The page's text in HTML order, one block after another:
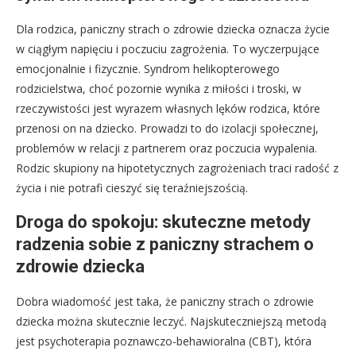
Dla rodzica, paniczny strach o zdrowie dziecka oznacza życie
w ciągłym napięciu i poczuciu zagrożenia. To wyczerpujące
emocjonalnie i fizycznie. Syndrom helikopterowego
rodzicielstwa, choć pozornie wynika z miłości i troski, w
rzeczywistości jest wyrazem własnych lęków rodzica, które
przenosi on na dziecko. Prowadzi to do izolacji społecznej,
problemów w relacji z partnerem oraz poczucia wypalenia.
Rodzic skupiony na hipotetycznych zagrożeniach traci radość z
życia i nie potrafi cieszyć się teraźniejszością.
Droga do spokoju: skuteczne metody
radzenia sobie z paniczny strachem o
zdrowie dziecka
Dobra wiadomość jest taka, że paniczny strach o zdrowie
dziecka można skutecznie leczyć. Najskuteczniejszą metodą
jest psychoterapia poznawczo-behawioralna (CBT), która